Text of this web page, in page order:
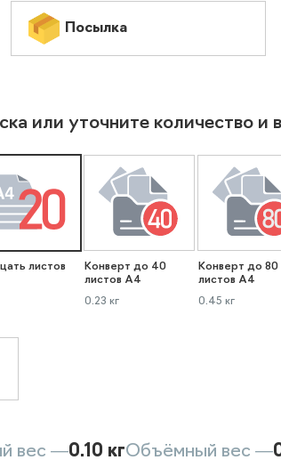
Посылка
или уточните количество и
листов
Конверт до 40
листов А4
0.23 кг
Конверт до 80
листов А4
0.45 кг
вес —0.10 кгОбъёмный вес —